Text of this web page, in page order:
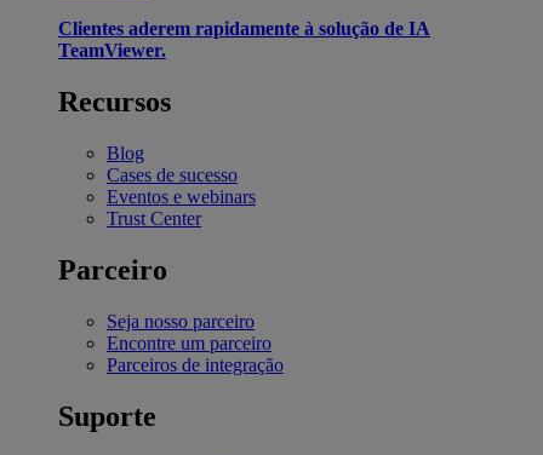
Clientes aderem rapidamente à solução de IA
TeamViewer.
Recursos
Blog
Cases de sucesso
Eventos e webinars
Trust Center
Parceiro
Seja nosso parceiro
Encontre um parceiro
Parceiros de integração
Suporte